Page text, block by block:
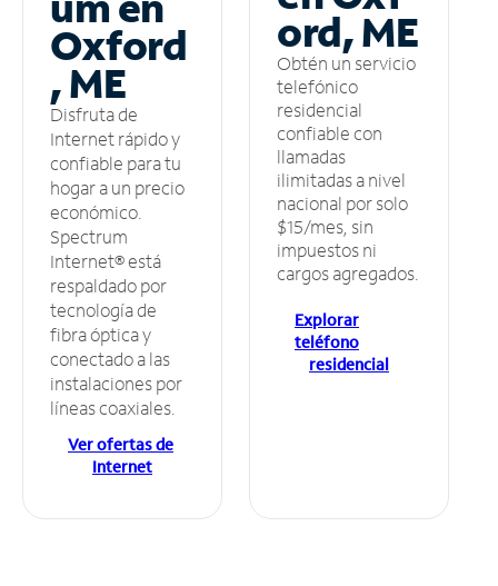
Oxford
, ME
Disfruta de
Internet rápido y
confiable para tu
hogar a un precio
económico.
Spectrum
Internet® está
respaldado por
tecnología de
fibra óptica y
conectado a las
instalaciones por
líneas coaxiales.
Ver ofertas de
Internet
ord, ME
Obtén un servicio
telefónico
residencial
confiable con
llamadas
ilimitadas a nivel
nacional por solo
$15/mes, sin
impuestos ni
cargos agregados.
Explorar
teléfono
residencial